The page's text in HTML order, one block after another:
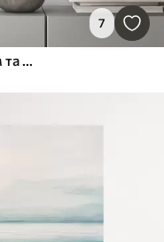
7
Морський пейзаж із вітрильником та ефектом рельєфу